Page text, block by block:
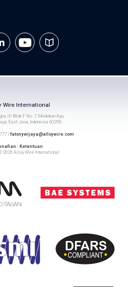
Wire International
III Blok F No. 7, Medokan Ayu,
East Java, Indonesia 60295
| fatonywijaya@alloywire.com
| Ketentuan
2026 Alloy Wire International